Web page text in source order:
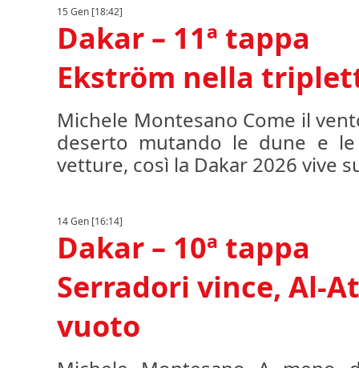
15 Gen [18:42]
Dakar – 11ª tappa
Ekström nella
Michele Montesano Come il
deserto mutando le dune e
vetture, così la Dakar 2026 vive
14 Gen [16:14]
Dakar – 10ª tappa
Serradori vince, Al-
vuoto